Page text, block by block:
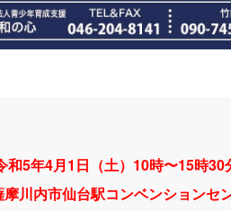
5年4月1日（土）10時〜15時30
川内市仙台駅コンベンションセ